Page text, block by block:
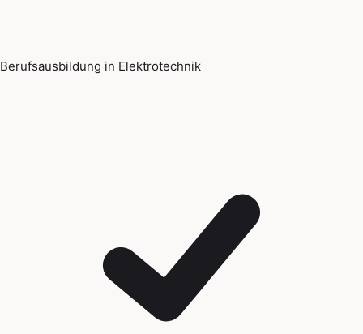
Berufsausbildung in Elektrotechnik